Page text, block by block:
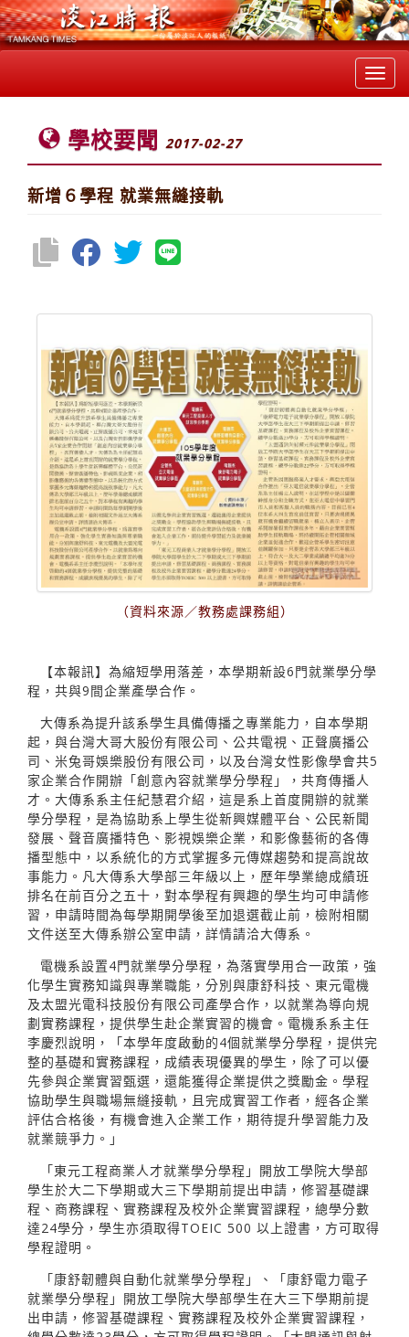
學校要聞 2017-02-27
新增６學程 就業無縫接軌
（資料來源／教務處課務組）
【本報訊】為縮短學用落差，本學期新設6門就業學分學
程，共與9間企業產學合作。
大傳系為提升該系學生具備傳播之專業能力，自本學期
起，與台灣大哥大股份有限公司、公共電視、正聲廣播公
司、米兔哥娛樂股份有限公司，以及台灣女性影像學會共5
家企業合作開辦「創意內容就業學分學程」，共育傳播人
才。大傳系系主任紀慧君介紹，這是系上首度開辦的就業
學分學程，是為協助系上學生從新興媒體平台、公民新聞
發展、聲音廣播特色、影視娛樂企業，和影像藝術的各傳
播型態中，以系統化的方式掌握多元傳媒趨勢和提高說故
事能力。凡大傳系大學部三年級以上，歷年學業總成績班
排名在前百分之五十，對本學程有興趣的學生均可申請修
習，申請時間為每學期開學後至加退選截止前，檢附相關
文件送至大傳系辦公室申請，詳情請洽大傳系。
電機系設置4門就業學分學程，為落實學用合一政策，強
化學生實務知識與專業職能，分別與康舒科技、東元電機
及太盟光電科技股份有限公司產學合作，以就業為導向規
劃實務課程，提供學生赴企業實習的機會。電機系系主任
李慶烈說明，「本學年度啟動的4個就業學分學程，提供完
整的基礎和實務課程，成績表現優異的學生，除了可以優
先參與企業實習甄選，還能獲得企業提供之獎勵金。學程
協助學生與職場無縫接軌，且完成實習工作者，經各企業
評估合格後，有機會進入企業工作，期待提升學習能力及
就業競爭力。」
「東元工程商業人才就業學分學程」開放工學院大學部
學生於大二下學期或大三下學期前提出申請，修習基礎課
程、商務課程、實務課程及校外企業實習課程，總學分數
達24學分，學生亦須取得TOEIC 500 以上證書，方可取得
學程證明。
「康舒韌體與自動化就業學分學程」、「康舒電力電子
就業學分學程」開放工學院大學部學生在大三下學期前提
出申請，修習基礎課程、實務課程及校外企業實習課程，